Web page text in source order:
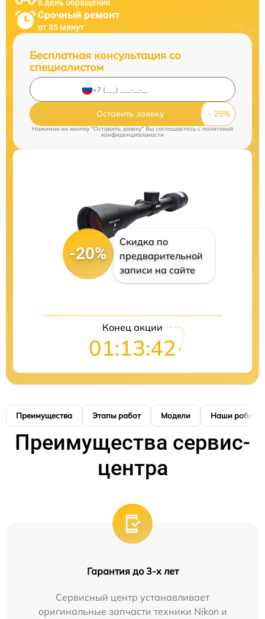
в день обращения
Срочный ремонт
от 35 минут
Бесплатная консультация со
специалистом
Оставить заявку
Нажимая на кнопку "Оставить заявку" Вы соглашаетесь cполитикой
конфиденциальности
-20%
Скидка по
предварительной
записи на сайте
Конец акции
01:13:41
Преимущества Этапы работ Модели Наши работы
Преимущества сервис-
центра
Гарантия до 3-х лет
Сервисный центр устанавливает
оригинальные запчасти техники Nikon и